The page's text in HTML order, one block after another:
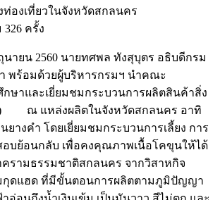
องเที่ยวในจังหวัดสกลนคร
326 ครั้ง
นายน 2560 นายทศพล ทังสุบุตร อธิบดีกรม
พร้อมด้วยผู้บริหารกรมฯ นำคณะ
ษาและเยี่ยมชมกระบวนการผลิตสินค้าสิ่ง
ณ แหล่งผลิตในจังหวัดสกลนคร อาทิ
างคำ โดยเยี่ยมชมกระบวนการเลี้ยง การ
บย้อนกลับ เพื่อคงคุณภาพเนื้อโคขุนให้ได้
รามธรรมชาติสกลนคร จากวิสาหกิจ
กุดแฮด ที่มีขั้นตอนการผลิตตามภูมิปัญญา